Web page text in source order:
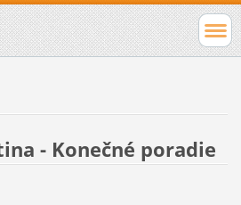
- Konečné poradie